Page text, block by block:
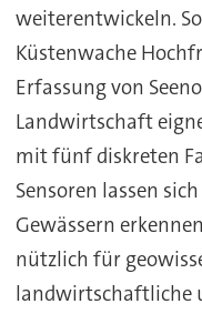
weiterentwickeln.
Küstenwache
Erfassung von
Landwirtschaft
mit fünf diskreten
Sensoren lassen
Gewässern
nützlich für
landwirtschaftliche